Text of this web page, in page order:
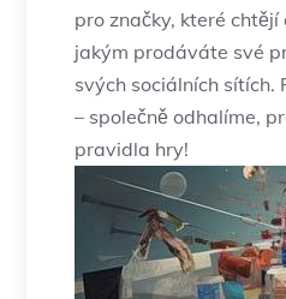
pro značky, které
jakým prodáváte své
svých sociálních
– společně odhalíme,
pravidla hry!